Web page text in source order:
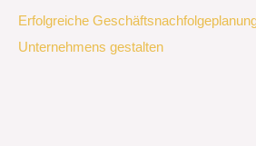
Erfolgreiche
Unternehmens gestalten